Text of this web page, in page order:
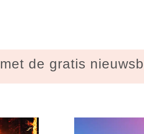
de gratis